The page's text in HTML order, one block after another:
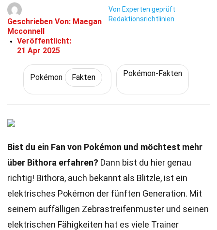
Geschrieben Von: Maegan
Mcconnell
Veröffentlicht:
21 Apr 2025
Von Experten geprüft
Redaktionsrichtlinien
Pokémon Fakten Pokémon-Fakten
Bist du ein Fan von Pokémon und möchtest mehr
über Bithora erfahren? Dann bist du hier genau
richtig! Bithora, auch bekannt als Blitzle, ist ein
elektrisches Pokémon der fünften Generation. Mit
seinem auffälligen Zebrastreifenmuster und seinen
elektrischen Fähigkeiten hat es viele Trainer